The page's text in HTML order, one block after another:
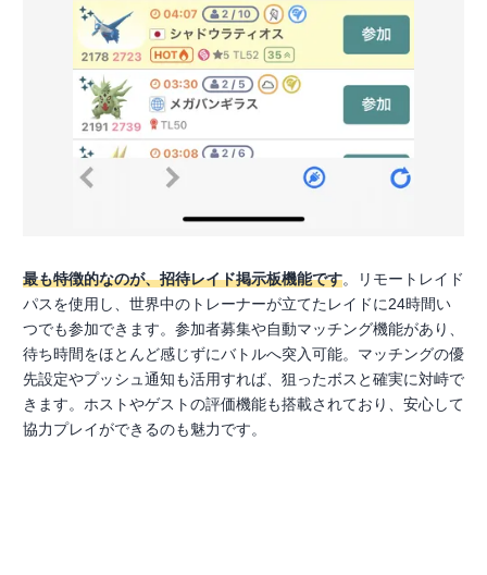
最も特徴的なのが、招待レイド掲示板機能です。リモートレイド
パスを使用し、世界中のトレーナーが立てたレイドに24時間い
つでも参加できます。参加者募集や自動マッチング機能があり、
待ち時間をほとんど感じずにバトルへ突入可能。マッチングの優
先設定やプッシュ通知も活用すれば、狙ったボスと確実に対峙で
きます。ホストやゲストの評価機能も搭載されており、安心して
協力プレイができるのも魅力です。